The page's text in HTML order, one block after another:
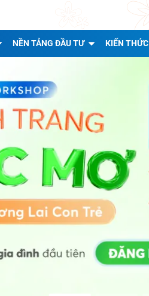
NỀN TẢNG ĐẦU TƯ KIẾN THỨC